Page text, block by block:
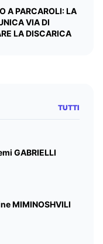
A PARCAROLI: LA
VIA DI
LA DISCARICA
TUTTI
GABRIELLI
MIMINOSHVILI